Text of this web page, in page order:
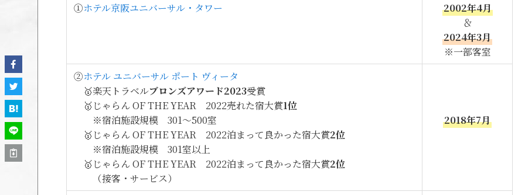
①ホテル京阪ユニバーサル・タワー
2002年4月
＆
2024年3月
※一部客室
②ホテル ユニバーサル ポート ヴィータ
🥇楽天トラベルブロンズアワード2023受賞
🥇じゃらん OF THE YEAR 2022売れた宿大賞1位
※宿泊施設規模 301～500室
🥇じゃらん OF THE YEAR 2022泊まって良かった宿大賞2位
※宿泊施設規模 301室以上
🥇じゃらん OF THE YEAR 2022泊まって良かった宿大賞2位
（接客・サービス）
2018年7月